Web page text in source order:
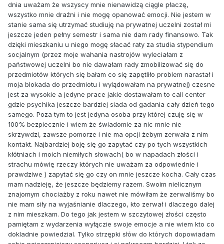
dnia uważam że wszyscy mnie nienawidzą ciągle płaczę,
wszystko mnie drażni i nie mogę opanować emocji. Nie jestem w
stanie sama się utrzymać studiuję na prywatnej uczelni został mi
jeszcze jeden pełny semestr i sama nie dam rady finansowo. Tak
dzięki mieszkaniu u niego mogę słacać raty za studia stypendium
socjalnym (przez moje wahania nastrojów wyleciałam z
państwowej uczelni bo nie dawałam rady zmobilizować się do
przedmiotów których się bałam co się zapętliło problem narastał i
moja blokada do przedmiotu i wylądowałam na prywatnej) czesne
jest za wysokie a jedyne prace jakie dostawałam to call center
gdzie psychika jeszcze bardziej siada od gadania cały dzień tego
samego. Poza tym to jest jedyna osoba przy której czuję się w
100% bezpiecznie i wiem że świadomie za nic mnie nie
skrzywdzi, zawsze pomorze i nie ma opcji żebym zerwała z nim
kontakt. Najbardziej boję się go zapytać czy po tych wszystkich
kłótniach i moich niemiłych słowach( bo w napadach złości i
strachu mówię rzeczy których nie uważam za odpowiednie i
prawdziwe ) zapytać się go czy on mnie jeszcze kocha. Cały czas
mam nadzieję, że jeszcze będziemy razem. Swoim nielicznym
znajomym chociażby z roku nawet nie mówiłam że zerwaliśmy bo
nie mam siły na wyjaśnianie dlaczego, kto zerwał i dlaczego dalej
z nim mieszkam. Do tego jak jestem w szczytowej złości często
pamiętam z wydarzenia wyłączie swoje emocje a nie wiem kto co
dokladnie powiedzial. Tylko strzępki słów do których dopowiadam